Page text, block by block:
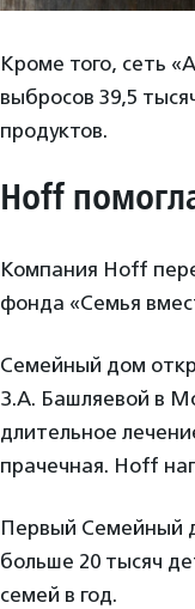
Кроме того, сеть
выбросов 39,5
продуктов.
Hoff
Компания Hoff
фонда «Семья
Семейный дом
З.А. Башляевой в
длительное
прачечная. Hoff
Первый Семейный
больше 20 тысяч
семей в год.